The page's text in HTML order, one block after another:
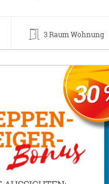
3 Raum Wohnung